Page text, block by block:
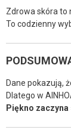
Zdrowa skóra to
To codzienny
Dane pokazują,
Dlatego w
Piękno